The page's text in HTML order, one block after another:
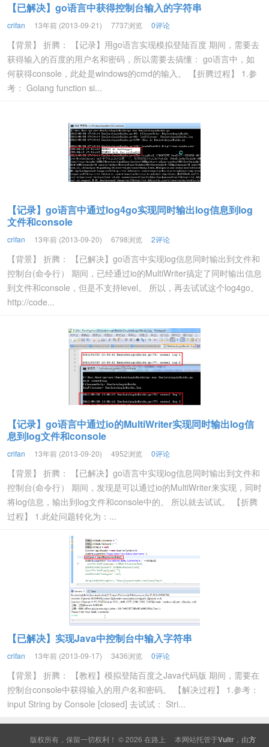
【已解决】go语言中获得控制台输入的字符串
crifan 13年前 (2013-09-21) 7737浏览 0评论
【背景】 折腾： 【记录】用go语言实现模拟登陆百度 期间，需要去
获得输入的百度的用户名和密码，所以需要去搞懂： go语言中，如
何获得console，此处是windows的cmd的输入。 【折腾过程】 1.参
考： Golang function si...
【记录】go语言中通过log4go实现同时输出log信息到log
文件和console
crifan 13年前 (2013-09-20) 6798浏览 2评论
【背景】 折腾： 【已解决】go语言中实现log信息同时输出到文件和
控制台(命令行） 期间，已经通过io的MultiWriter搞定了同时输出信息
到文件和console，但是不支持level。 所以，再去试试这个log4go。
http://code...
【记录】go语言中通过io的MultiWriter实现同时输出log信
息到log文件和console
crifan 13年前 (2013-09-20) 4952浏览 0评论
【背景】 折腾： 【已解决】go语言中实现log信息同时输出到文件和
控制台(命令行） 期间，发现是可以通过io的MultiWriter来实现，同时
将log信息，输出到log文件和console中的。 所以就去试试。 【折腾
过程】 1.此处问题转化为：...
【已解决】实现Java中控制台中输入字符串
crifan 13年前 (2013-09-17) 3436浏览 0评论
【背景】 折腾： 【教程】模拟登陆百度之Java代码版 期间，需要在
控制台console中获得输入的用户名和密码。 【解决过程】 1.参考：
input String by Console [closed] 去试试： Stri...
版权所有，保留一切权利！ © 2026 在路上 本网站托管于Vultr ，由方